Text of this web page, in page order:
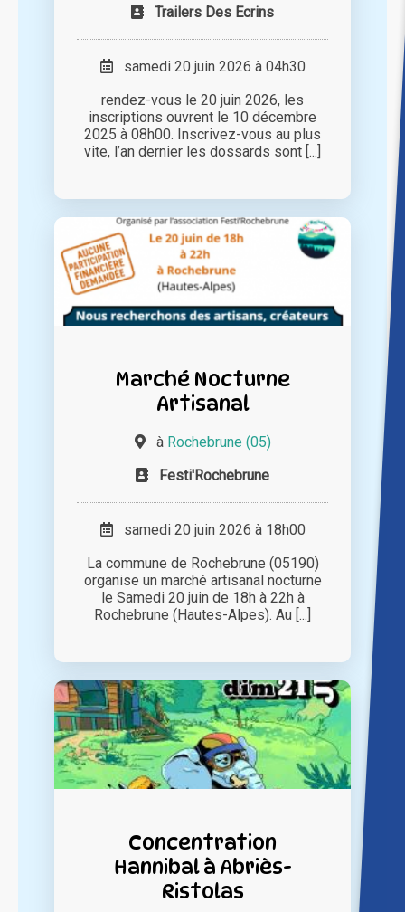
Trailers Des Ecrins
samedi 20 juin 2026 à 04h30
rendez-vous le 20 juin 2026, les
inscriptions ouvrent le 10 décembre
2025 à 08h00. Inscrivez-vous au plus
vite, l’an dernier les dossards sont [...]
Marché Nocturne
Artisanal
à Rochebrune (05)
Festi'Rochebrune
samedi 20 juin 2026 à 18h00
La commune de Rochebrune (05190)
organise un marché artisanal nocturne
le Samedi 20 juin de 18h à 22h à
Rochebrune (Hautes-Alpes). Au [...]
Concentration
Hannibal à Abriès-
Ristolas